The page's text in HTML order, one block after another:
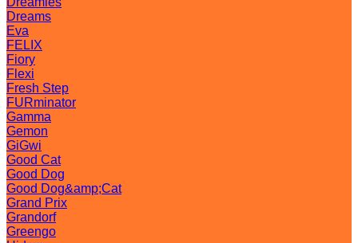
Dreams
Eva
FELIX
Fiory
Flexi
Fresh Step
FURminator
Gamma
Gemon
GiGwi
Good Cat
Good Dog
Good Dog&amp;Cat
Grand Prix
Grandorf
Greengo